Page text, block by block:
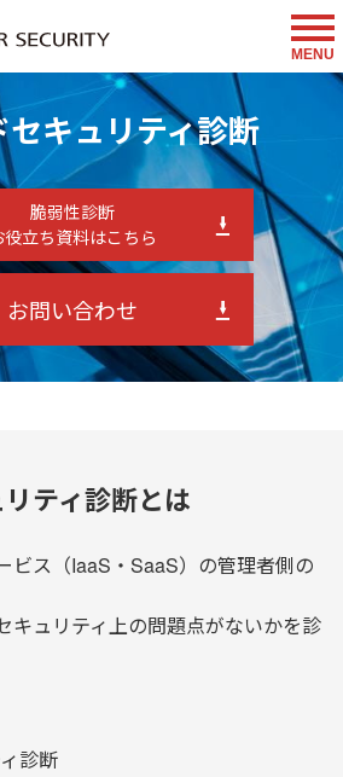
MENU
キュリティ診断
脆弱性診断
役立ち資料はこちら
お問い合わせ
ティ診断とは
ビス（IaaS・SaaS）の管理者側の
キュリティ上の問題点がないかを診
診断